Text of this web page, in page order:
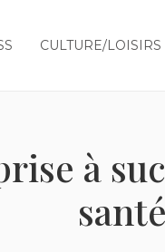
CULTURE/LOISIRS
à
santé